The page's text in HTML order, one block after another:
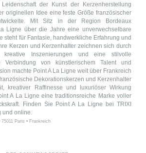
der Kunst der Kerzenherstellung
originellen Idee eine feste Größe französischer
Mit Sitz in der Region Bordeaux
Ligne über die Jahre eine unverwechselbare
steht für Fantasie, handwerkliche Erfahrung und
Kerzen und Kerzenhalter zeichnen sich durch
kreative Inszenierungen und eine stilvolle
Verbindung von künstlerischem Talent und
machte Point A La Ligne weit über Frankreich
Dekorationskerzen und Kerzenhalter
kreativer Raffinesse und luxuriöser Wirkung
A La Ligne eine traditionsreiche Marke voller
Finden Sie Point A La Ligne bei TRIXI
und online.
Paris • Frankreich